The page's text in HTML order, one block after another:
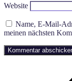
Website
Name, E-Mail-
meinen nächsten